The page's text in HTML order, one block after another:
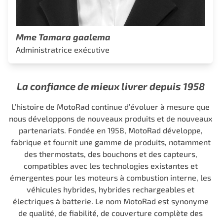
Mme Tamara gaalema
Administratrice exécutive
La confiance de mieux livrer depuis 1958
L’histoire de MotoRad continue d’évoluer à mesure que
nous développons de nouveaux produits et de nouveaux
partenariats. Fondée en 1958, MotoRad développe,
fabrique et fournit une gamme de produits, notamment
des thermostats, des bouchons et des capteurs,
compatibles avec les technologies existantes et
émergentes pour les moteurs à combustion interne, les
véhicules hybrides, hybrides rechargeables et
électriques à batterie. Le nom MotoRad est synonyme
de qualité, de fiabilité, de couverture complète des